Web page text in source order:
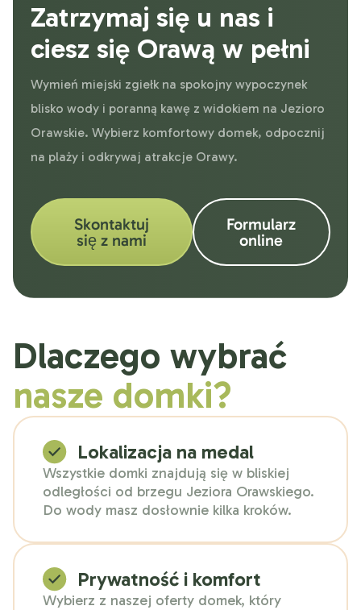
Zatrzymaj się u nas i
ciesz się Orawą w pełni
Wymień miejski zgiełk na spokojny wypoczynek
blisko wody i poranną kawę z widokiem na Jezioro
Orawskie. Wybierz komfortowy domek, odpocznij
na plaży i odkrywaj atrakcje Orawy.
Skontaktuj
się z nami
Formularz
online
Dlaczego wybrać
nasze domki?
Lokalizacja na medal
Wszystkie domki znajdują się w bliskiej
odległości od brzegu Jeziora Orawskiego.
Do wody masz dosłownie kilka kroków.
Prywatność i komfort
Wybierz z naszej oferty domek, który